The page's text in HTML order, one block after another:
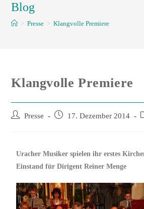
Blog
> Presse > Klangvolle Premiere
Klangvolle Premiere
Presse 17. Dezember 2014
Uracher Musiker spielen ihr erstes
Einstand für Dirigent Reiner Menge